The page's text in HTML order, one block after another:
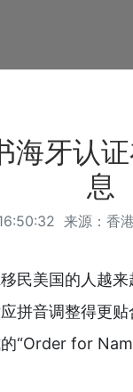
海牙认
息
来源： 香
民美国的人越
拼音调整得更
“Order for